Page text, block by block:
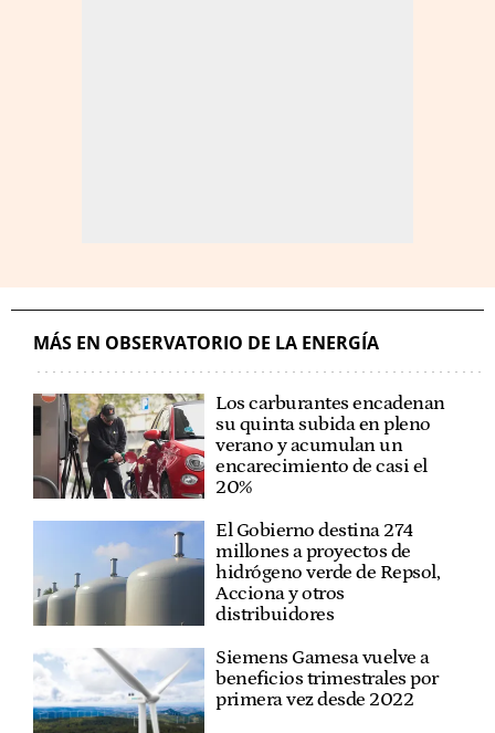
MÁS EN OBSERVATORIO DE LA ENERGÍA
Los carburantes encadenan
su quinta subida en pleno
verano y acumulan un
encarecimiento de casi el
20%
El Gobierno destina 274
millones a proyectos de
hidrógeno verde de Repsol,
Acciona y otros
distribuidores
Siemens Gamesa vuelve a
beneficios trimestrales por
primera vez desde 2022